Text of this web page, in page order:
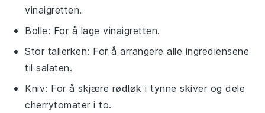
vinaigretten.
Bolle: For å lage vinaigretten.
Stor tallerken: For å arrangere alle ingrediensene
til salaten.
Kniv: For å skjære rødløk i tynne skiver og dele
cherrytomater i to.